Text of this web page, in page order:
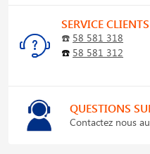
SERVICE
☎️ 58 581 318
☎️ 58 581 312
QUESTIONS
Contactez nous au